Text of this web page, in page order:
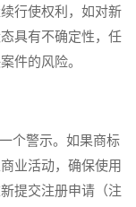
行使权利，如对新
具有不确定性，任
件的风险。
个警示。如果商标
业活动，确保使用
提交注册申请（注